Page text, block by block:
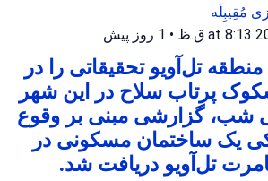
مُقِیبِلَه
• 1 روز پیش
تل‌آویو تحقیقاتی را در
پرتاب سلاح در این شهر
شب، گزارشی مبنی بر وقوع
یک ساختمان مسکونی در
تل‌آویو دریافت شد.